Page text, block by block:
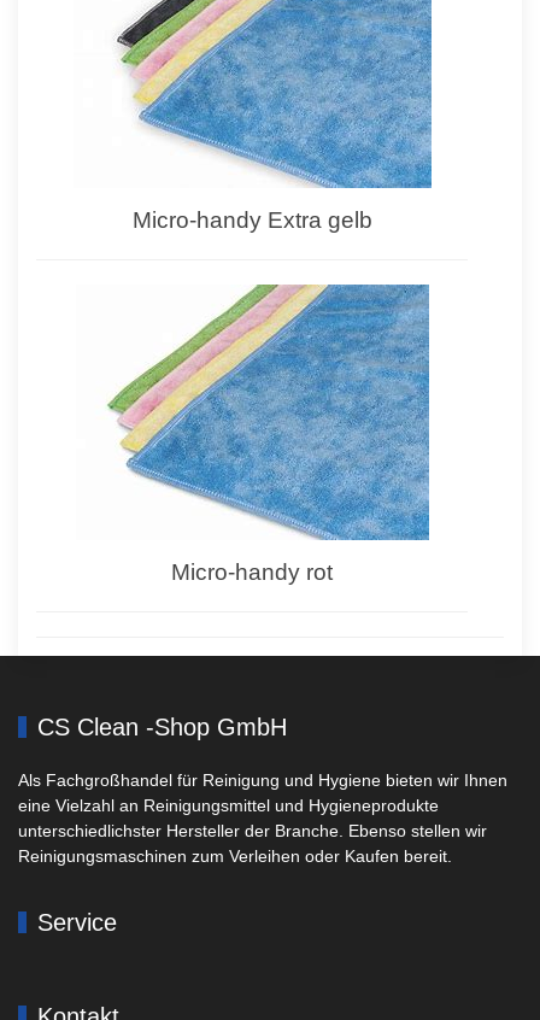
Micro-handy Extra gelb
Micro-handy rot
CS Clean -Shop GmbH
Als Fachgroßhandel für Reinigung und Hygiene bieten wir Ihnen
eine Vielzahl an Reinigungsmittel und Hygieneprodukte
unterschiedlichster Hersteller der Branche. Ebenso stellen wir
Reinigungsmaschinen zum Verleihen oder Kaufen bereit.
Service